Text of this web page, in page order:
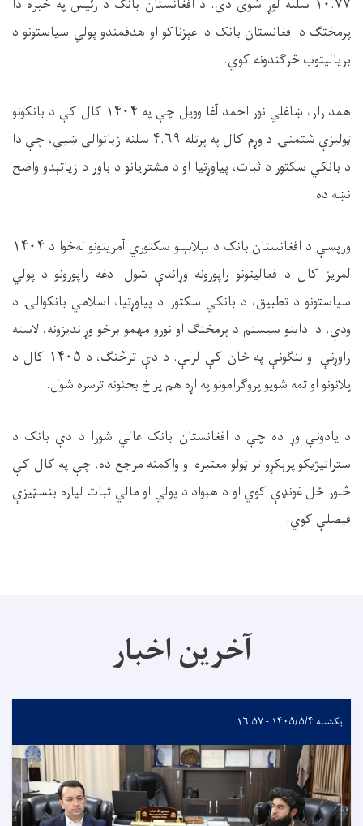
۱۰.۷۷ سلنه لوړ شوی دی. د افغانستان بانک د رئیس په خبره دا
پرمختګ د افغانستان بانک د اغېزناکو او هدفمندو پولي سیاستونو د
بریالیتوب څرګندونه کوي.
همداراز، ښاغلي نور احمد آغا وویل چې په ۱۴۰۴ کال کې د بانکونو
ټولیزې شتمنۍ د وړم کال په پرتله ۴.۶۹ سلنه زیاتوالی ښيي، چې دا
د بانکي سکتور د ثبات، پیاوړتیا او د مشتریانو د باور د زیاتېدو واضح
نښه ده.
ورپسې د افغانستان بانک د بېلابېلو سکتوري آمریتونو له‌خوا د ۱۴۰۴
لمریز کال د فعالیتونو راپورونه وړاندې شول. دغه راپورونو د پولي
سیاستونو د تطبیق، د بانکي سکتور د پیاوړتیا، اسلامي بانکوالۍ د
ودې، د اداینو سیستم د پرمختګ او نورو مهمو برخو وړاندیزونه، لاسته
راوړنې او ننګونې په ځان کې لرلې. د دې ترڅنګ، د ۱۴۰۵ کال د
پلانونو او تمه شویو پروګرامونو په اړه هم پراخ بحثونه ترسره شول.
د یادونې وړ ده چې د افغانستان بانک عالي شورا د دې بانک د
ستراتیژیکو پرېکړو تر ټولو معتبره او واکمنه مرجع ده، چې په کال کې
څلور ځل غونډې کوي او د هېواد د پولي او مالي ثبات لپاره بنسټیزې
فیصلې کوي.
آخرین اخبار
یکشنبه ۱۴۰۵/۵/۴ - ۱۶:۵۷